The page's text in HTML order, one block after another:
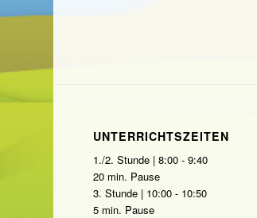
UNTERRICHTSZEITEN
1./2. Stunde | 8:00 - 9:40
20 min. Pause
3. Stunde | 10:00 - 10:50
5 min. Pause